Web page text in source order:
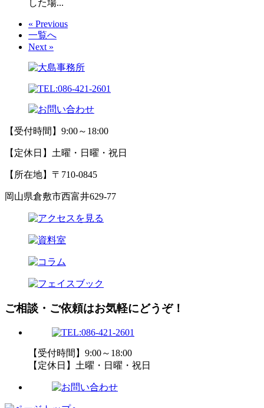
した場...
« Previous
一覧へ
Next »
【受付時間】9:00～18:00
【定休日】土曜・日曜・祝日
【所在地】〒710-0845
岡山県倉敷市西富井629-77
ご相談・ご依頼はお気軽にどうぞ！
【受付時間】9:00～18:00
【定休日】土曜・日曜・祝日